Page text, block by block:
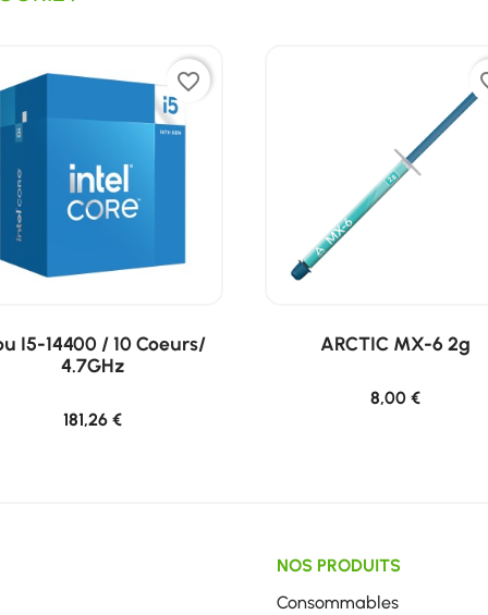
favorite_border
I5-14400 / 10 Coeurs/
4.7GHz
181,26 €
ARCTIC MX-6 2g
8,00 €
NOS PRODUITS
Consommables